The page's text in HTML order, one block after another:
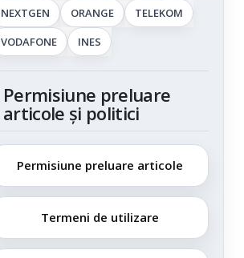
NEXTGEN
ORANGE
TELEKOM
VODAFONE
INES
Permisiune preluare
articole și politici
Permisiune preluare articole
Termeni de utilizare